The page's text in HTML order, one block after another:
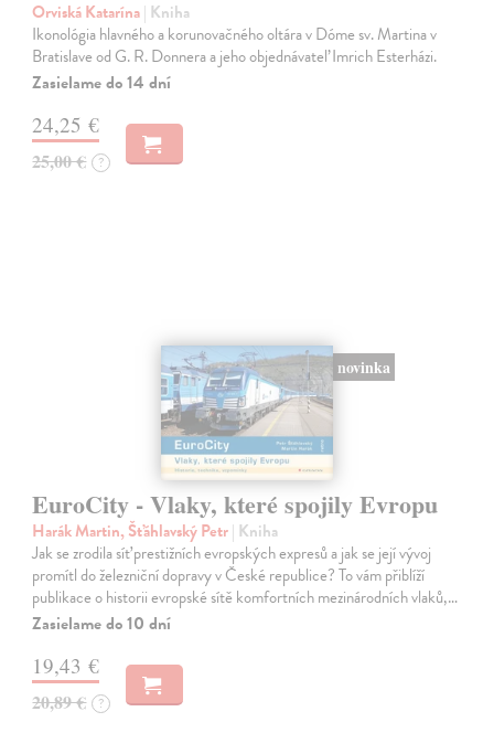
Orviská Katarína| Kniha
Ikonológia hlavného a korunovačného oltára v Dóme sv. Martina v
Bratislave od G. R. Donnera a jeho objednávateľ Imrich Esterházi.
Zasielame do 14 dní
24,25 €
25,00 € ?
novinka
EuroCity - Vlaky, které spojily Evropu
Harák Martin, Šťáhlavský Petr| Kniha
Jak se zrodila síť prestižních evropských expresů a jak se její vývoj
promítl do železniční dopravy v České republice? To vám přiblíží
publikace o historii evropské sítě komfortních mezinárodních vlaků,…
Zasielame do 10 dní
19,43 €
20,89 € ?